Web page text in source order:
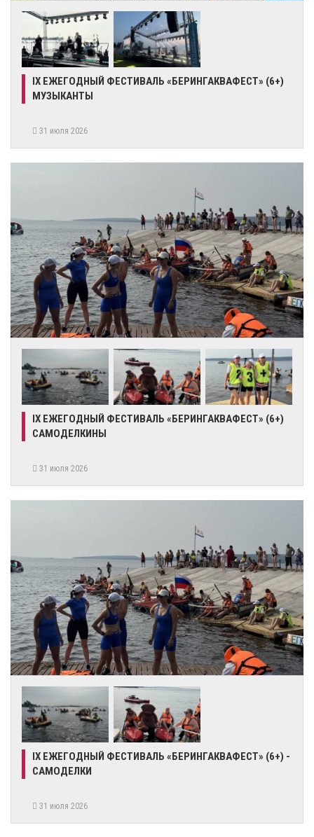
IX ЕЖЕГОДНЫЙ ФЕСТИВАЛЬ «БЕРИНГАКВАФЕСТ» (6+)
МУЗЫКАНТЫ
31 июля 2026
IX ЕЖЕГОДНЫЙ ФЕСТИВАЛЬ «БЕРИНГАКВАФЕСТ» (6+)
САМОДЕЛКИНЫ
31 июля 2026
IX ЕЖЕГОДНЫЙ ФЕСТИВАЛЬ «БЕРИНГАКВАФЕСТ» (6+) -
САМОДЕЛКИ
31 июля 2026